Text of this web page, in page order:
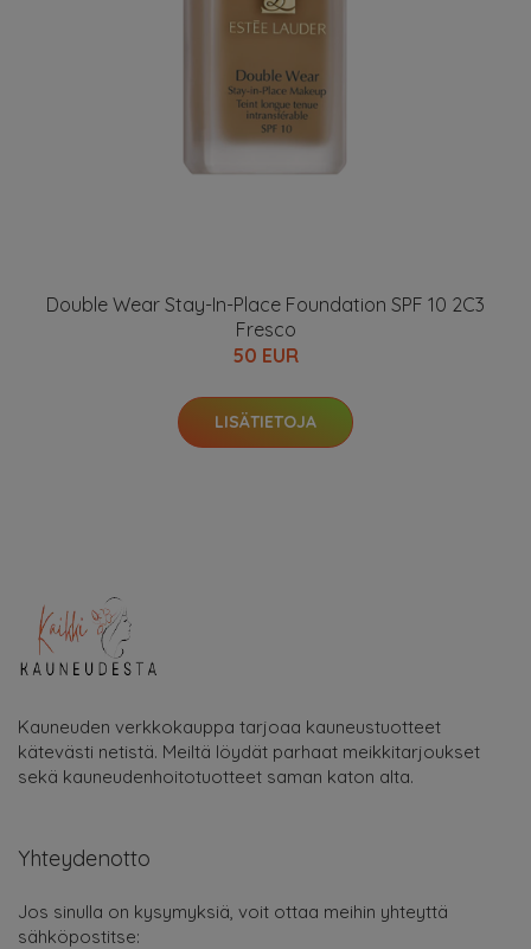
Double Wear Stay-In-Place Foundation SPF 10 2C3
Fresco
50 EUR
LISÄTIETOJA
Kauneuden verkkokauppa tarjoaa kauneustuotteet
kätevästi netistä. Meiltä löydät parhaat meikkitarjoukset
sekä kauneudenhoitotuotteet saman katon alta.
Yhteydenotto
Jos sinulla on kysymyksiä, voit ottaa meihin yhteyttä
sähköpostitse: